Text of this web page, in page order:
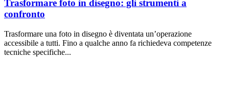
Trasformare foto in disegno: gli strumenti a
confronto
Trasformare una foto in disegno è diventata un’operazione
accessibile a tutti. Fino a qualche anno fa richiedeva competenze
tecniche specifiche...